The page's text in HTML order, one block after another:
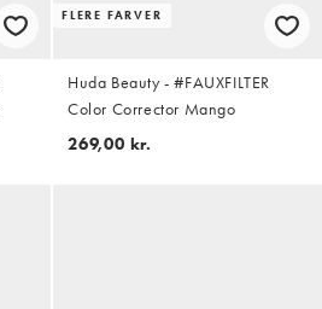
FLERE FARVER
Huda Beauty - #FAUXFILTER
Color Corrector Mango
269,00 kr.